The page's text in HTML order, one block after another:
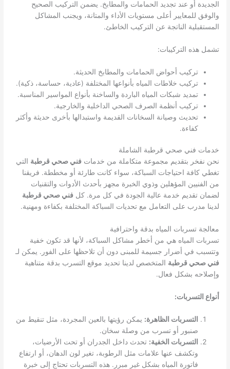
الجديدة أو عند تجديد الحمامات والمطابخ. يضمن التركيب الصحيح
والوفق للمعايير أعلى مستويات الأداء والمتانة، ويجنب المشاكل
المستقبلية الناتجة عن التركيب الخاطئ.
تشمل هذه التركيبات:
تركيب أحواض الحمامات والمطابخ الحديثة.
تركيب خلاطات المياه بأنواعها المختلفة (عادية، حساسة، ذكية).
تمديد شبكات المياه الباردة والساخنة بأنواع المواسير المناسبة.
تركيب أنظمة الصرف الصحي الداخلية والخارجية.
تحديث وصيانة السخانات القديمة واستبدالها بأخرى حديثة وأكثر
كفاءة.
خدمات فني صحي قرطبة الشاملة
نحن نفخر بتقديم مجموعة متكاملة من خدماتفني صحي قرطبة التي
تغطي كافة احتياجات السباكة، سواء كانت طارئة أو مخططة. فريقنا
من الفنيين المؤهلين وذوي الخبرة مجهز بأحدث الأدوات والتقنيات
لضمان تقديم خدمة عالية الجودة في كل مرة. كلفني صحي قرطبة
لدينا مدرب على التعامل مع تحديات السباكة المختلفة بكفاءة ومهنية.
معالجة تسربات المياه بدقة واحترافية
تسربات المياه هي من أخطر مشاكل السباكة، لأنها قد تكون خفية
وتتسبب في أضرار جسيمة للمبنى دون أن تلاحظها على الفور. يمكن لـ
فني صحي قرطبة المتخصص لدينا تحديد موقع التسرب بدقة متناهية
وإصلاحه بشكل فعال.
أنواع التسربات:
التسربات الظاهرة: يمكن رؤيتها بالعين المجردة، مثل تنقيط من
صنبور أو تسرب من وصلة سخان.
التسربات الخفية: تحدث داخل الجدران أو تحت الأرضيات،
وتكشف عنها علامات مثل الرطوبة، تغير لون الدهان، أو ارتفاع
فاتورة المياه بشكل غير مبرر. هذه التسربات تحتاج إلى خبرة